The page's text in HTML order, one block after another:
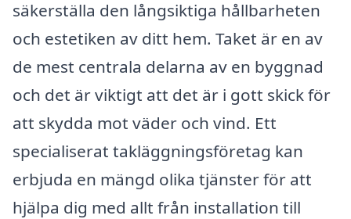
säkerställa den långsiktiga hållbarheten
och estetiken av ditt hem. Taket är en av
de mest centrala delarna av en byggnad
och det är viktigt att det är i gott skick för
att skydda mot väder och vind. Ett
specialiserat takläggningsföretag kan
erbjuda en mängd olika tjänster för att
hjälpa dig med allt från installation till